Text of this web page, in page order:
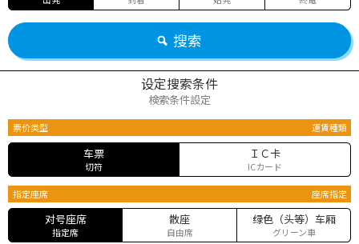
搜索
设定搜索条件
検索条件設定
票价类型 運賃種類
车票
切符
ＩＣ卡
ICカード
指定座席 座席指定
对号座席
指定席
散座
自由席
绿色（头等）车厢
グリーン車